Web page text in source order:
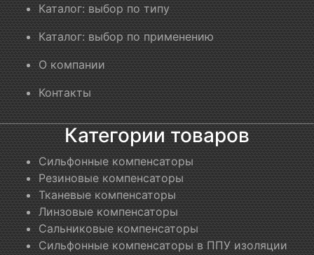
Каталог: выбор по типу
Каталог: выбор по применению
О компании
Контакты
Категории товаров
Сильфонные компенсаторы
Резиновые компенсаторы
Тканевые компенсаторы
Линзовые компенсаторы
Сальниковые компенсаторы
Сильфонные компенсаторы в ППУ изоляции